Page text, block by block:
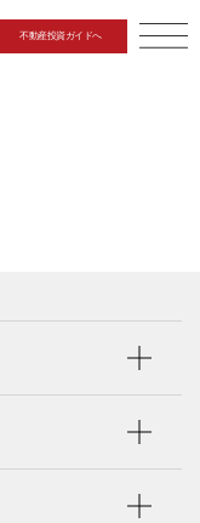
不動産投資ガイドへ